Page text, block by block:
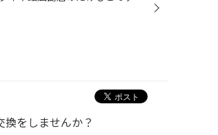
をしませんか？